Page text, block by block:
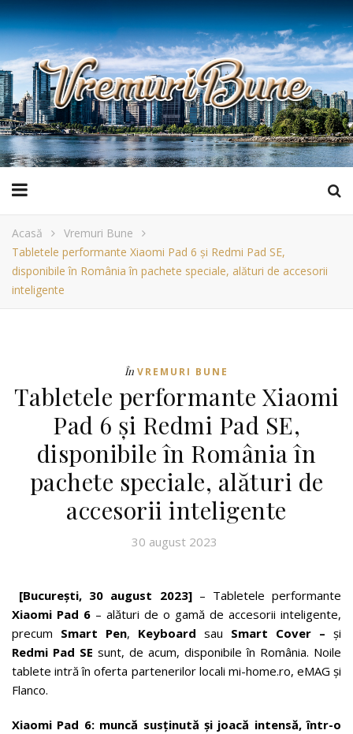
Acasă
Vremuri Bune
Tabletele performante Xiaomi Pad 6 și Redmi Pad SE,
disponibile în România în pachete speciale, alături de accesorii
inteligente
În VREMURI BUNE
Tabletele performante Xiaomi
Pad 6 și Redmi Pad SE,
disponibile în România în
pachete speciale, alături de
accesorii inteligente
30 august 2023
[București, 30 august 2023]– Tabletele performante
Xiaomi Pad 6 – alături de o gamă de accesorii inteligente,
precum Smart Pen, Keyboard sau Smart Cover – și
Redmi Pad SE sunt, de acum, disponibile în România. Noile
tablete intră în oferta partenerilor locali mi-home.ro, eMAG și
Flanco.
Xiaomi Pad 6: muncă susținută și joacă intensă, într-o